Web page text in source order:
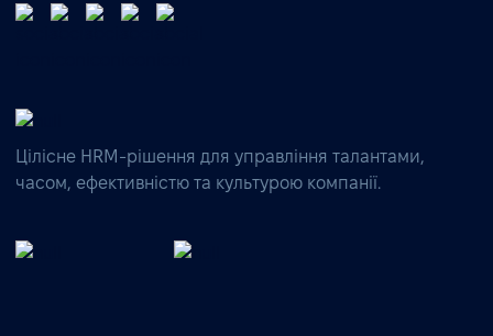
Цілісне HRM-рішення для управління талантами,
часом, ефективністю та культурою компанії.